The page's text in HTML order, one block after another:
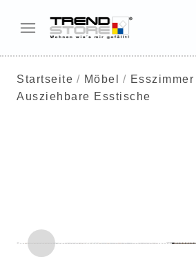
Startseite Möbel Esszimmer
Ausziehbare Esstische